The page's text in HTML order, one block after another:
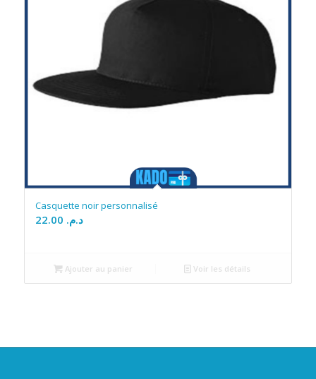
Casquette noir personnalisé
د.م.
Ajouter au panier Voir les détails